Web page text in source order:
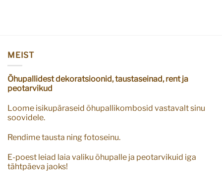
MEIST
Õhupallidest dekoratsioonid, taustaseinad, rent ja
peotarvikud
Loome isikupäraseid õhupallikombosid vastavalt sinu
soovidele.
Rendime tausta ning fotoseinu.
E-poest leiad laia valiku õhupalle ja peotarvikuid iga
tähtpäeva jaoks!